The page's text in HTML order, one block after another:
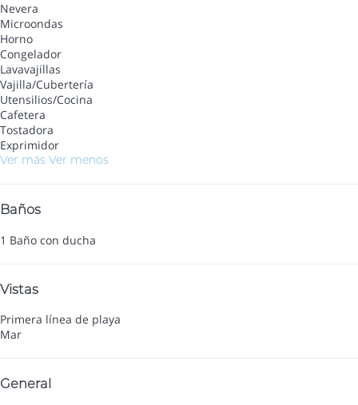
Nevera
Microondas
Horno
Congelador
Lavavajillas
Vajilla/Cubertería
Utensilios/Cocina
Cafetera
Tostadora
Exprimidor
Ver más Ver menos
Baños
1 Baño con ducha
Vistas
Primera línea de playa
Mar
General